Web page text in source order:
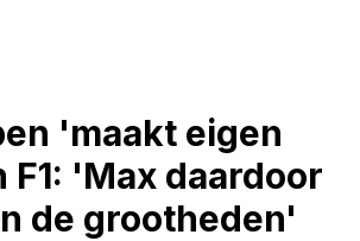
'maakt eigen
F1: 'Max daardoor
de grootheden'